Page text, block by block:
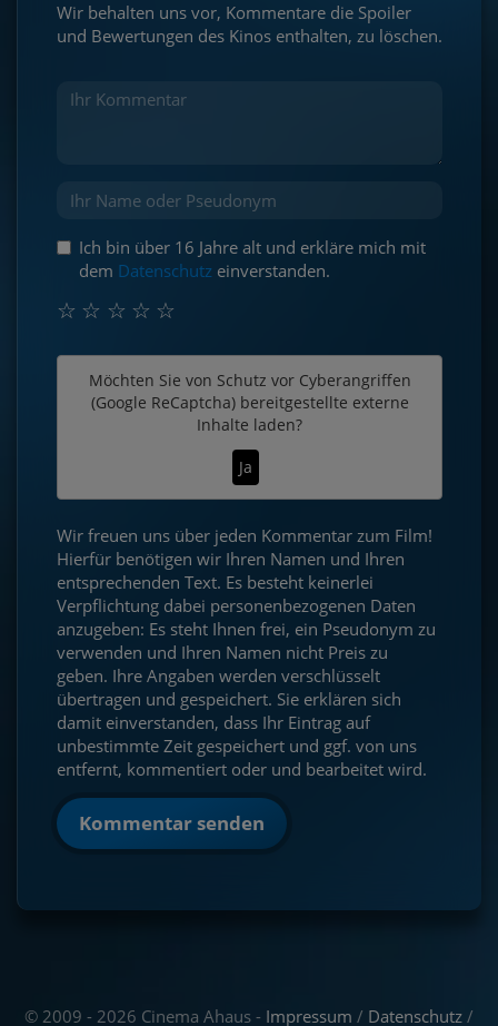
Wir behalten uns vor, Kommentare die Spoiler
und Bewertungen des Kinos enthalten, zu löschen.
Ich bin über 16 Jahre alt und erkläre mich mit
dem Datenschutz einverstanden.
☆
☆
☆
☆
☆
Möchten Sie von Schutz vor Cyberangriffen
(Google ReCaptcha)bereitgestellte externe
Inhalte laden?
Ja
Wir freuen uns über jeden Kommentar zum Film!
Hierfür benötigen wir Ihren Namen und Ihren
entsprechenden Text. Es besteht keinerlei
Verpflichtung dabei personenbezogenen Daten
anzugeben: Es steht Ihnen frei, ein Pseudonym zu
verwenden und Ihren Namen nicht Preis zu
geben. Ihre Angaben werden verschlüsselt
übertragen und gespeichert. Sie erklären sich
damit einverstanden, dass Ihr Eintrag auf
unbestimmte Zeit gespeichert und ggf. von uns
entfernt, kommentiert oder und bearbeitet wird.
Kommentar senden
© 2009 - 2026 Cinema Ahaus - Impressum / Datenschutz /